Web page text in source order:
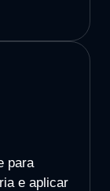
para
e aplicar